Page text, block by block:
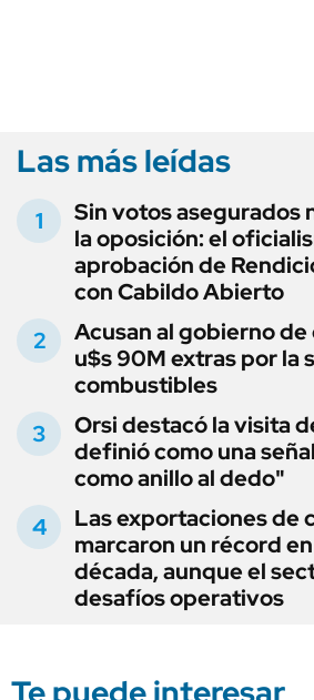
Las más leídas
Sin votos asegurados
la oposición: el
aprobación de
con Cabildo Abierto
Acusan al gobierno
u$s 90M extras por la
combustibles
Orsi destacó la visita
definió como una
como anillo al dedo"
Las exportaciones de
marcaron un récord
década, aunque el
desafíos operativos